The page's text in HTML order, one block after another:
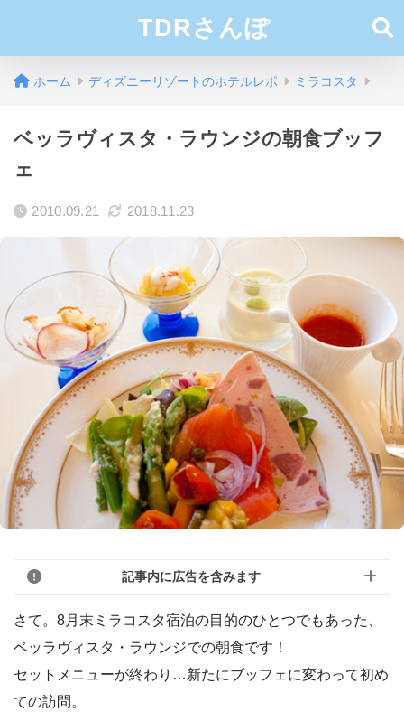
TDRさんぽ
ホーム ディズニーリゾートのホテルレポ ミラコスタ
ベッラヴィスタ・ラウンジの朝食ブッフ
ェ
2010.09.21 2018.11.23
記事内に広告を含みます
さて。8月末ミラコスタ宿泊の目的のひとつでもあった、
ベッラヴィスタ・ラウンジでの朝食です！
セットメニューが終わり…新たにブッフェに変わって初め
ての訪問。